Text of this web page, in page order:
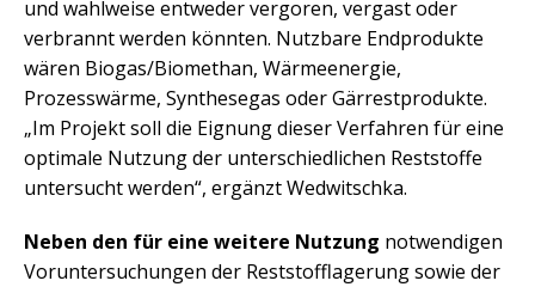
und wahlweise entweder vergoren, vergast oder
verbrannt werden könnten. Nutzbare Endprodukte
wären Biogas/Biomethan, Wärmeenergie,
Prozesswärme, Synthesegas oder Gärrestprodukte.
„Im Projekt soll die Eignung dieser Verfahren für eine
optimale Nutzung der unterschiedlichen Reststoffe
untersucht werden“, ergänzt Wedwitschka.
Neben den für eine weitere Nutzung notwendigen
Voruntersuchungen der Reststofflagerung sowie der